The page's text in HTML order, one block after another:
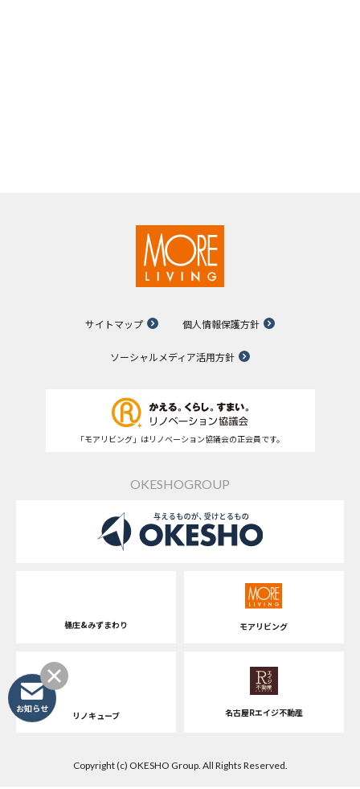
サイトマップ 個人情報保護方針
ソーシャルメディア活用方針
「モアリビング」はリノベーション協議会の正会員です。
OKESHOGROUP
桶庄&みずまわり モアリビング
リノキューブ 名古屋Rエイジ不動産
Copyright (c) OKESHO Group. All Rights Reserved.
お知らせ